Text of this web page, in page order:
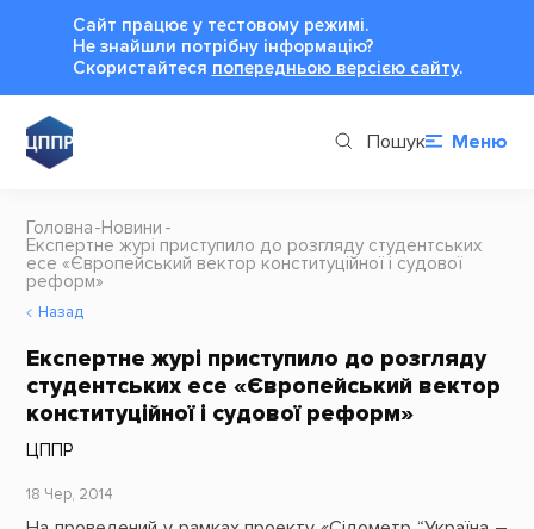
Сайт працює у тестовому режимі.
Не знайшли потрібну інформацію?
Cкористайтеся попередньою версією сайту.
Пошук Меню
Головна Новини
Експертне журі приступило до розгляду студентських
есе «Європейський вектор конституційної і судової
реформ»
Назад
Експертне журі приступило до розгляду
студентських есе «Європейський вектор
конституційної і судової реформ»
ЦППР
18 Чер, 2014